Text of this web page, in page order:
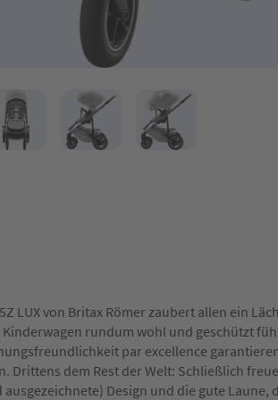
LUX von Britax Römer zaubert allen ein
rundum wohl und geschützt
par excellence
Drittens dem Rest der Welt: Schließlich
Design und die gute Laune,